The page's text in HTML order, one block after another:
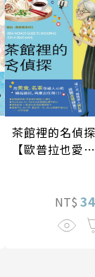
茶館裡的名偵探
【歐普拉也愛！
《茶館裡的嫌疑
人》續作】
NT$